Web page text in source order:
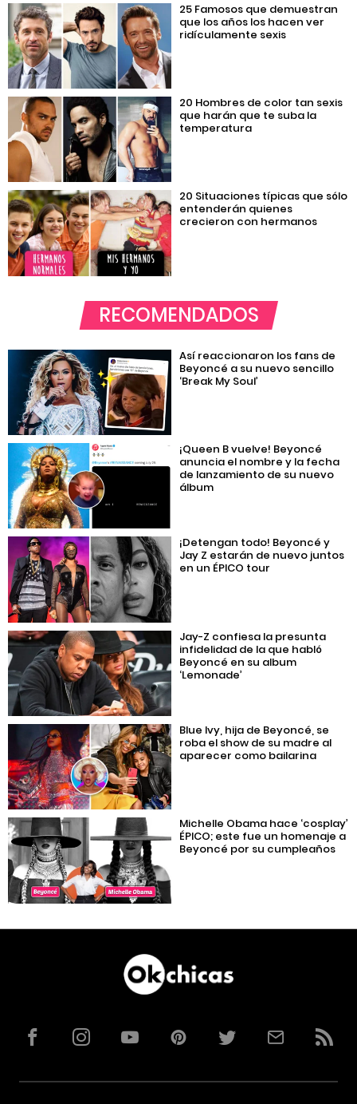
25 Famosos que demuestran
que los años los hacen ver
ridículamente sexis
20 Hombres de color tan sexis
que harán que te suba la
temperatura
20 Situaciones típicas que sólo
entenderán quienes
crecieron con hermanos
RECOMENDADOS
Así reaccionaron los fans de
Beyoncé a su nuevo sencillo
‘Break My Soul’
¡Queen B vuelve! Beyoncé
anuncia el nombre y la fecha
de lanzamiento de su nuevo
álbum
¡Detengan todo! Beyoncé y
Jay Z estarán de nuevo juntos
en un ÉPICO tour
Jay-Z confiesa la presunta
infidelidad de la que habló
Beyoncé en su album
‘Lemonade’
Blue Ivy, hija de Beyoncé, se
roba el show de su madre al
aparecer como bailarina
Michelle Obama hace ‘cosplay’
ÉPICO; este fue un homenaje a
Beyoncé por su cumpleaños
FacebookInstagramYouTubePinterestTwitterCorreoRSS